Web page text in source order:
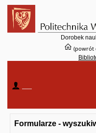
Dorobek
(powrót
Formularze -